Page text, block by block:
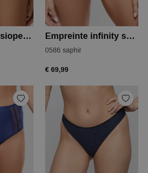
Empreinte cassiopee tailleslip Empreinte infinity shorty
0586 saphir
€ 69,99